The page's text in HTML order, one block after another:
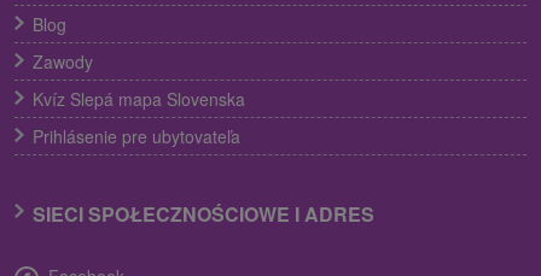
Blog
Zawody
Kvíz Slepá mapa Slovenska
Prihlásenie pre ubytovateľa
SIECI SPOŁECZNOŚCIOWE I ADRES